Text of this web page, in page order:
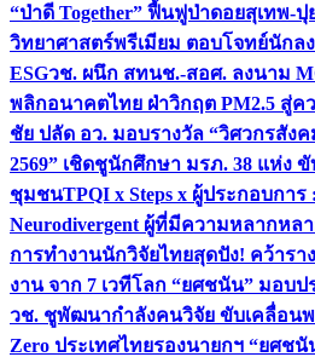
“ป่าดี Together” ฟื้นฟูป่าดอยสุเทพ-ปุ
วิทยาศาสตร์พรีเมียม ตอบโจทย์นักล
ESGวช. ผนึก สทนช.-สอศ. ลงนาม
พลิกอนาคตไทย ฝ่าวิกฤต PM2.5 สู่ค
ชัย ปลัด อว. มอบรางวัล “วิศวกรสั
2569” เชิดชูนักศึกษา มรภ. 38 แห่ง
ชุมชนTPQI x Steps x ผู้ประกอบกา
Neurodivergent ผู้ที่มีความหลากหล
การทำงานนักวิจัยไทยสุดปัง! คว้ารา
งาน จาก 7 เวทีโลก “ยศชนัน” มอบ
วช. ชูพัฒนากำลังคนวิจัย ขับเคลื่อนพ
Zero ประเทศไทยรองนายกฯ “ยศชนั